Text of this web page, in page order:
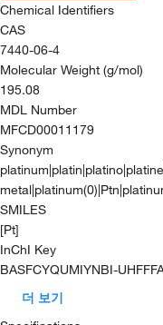
Chemical Identifiers
CAS
7440-06-4
Molecular Weight (g/mol)
195.08
MDL Number
MFCD00011179
Synonym
SMILES
[Pt]
InChI Key
BASFCYQUMIYNBI-
더 보기